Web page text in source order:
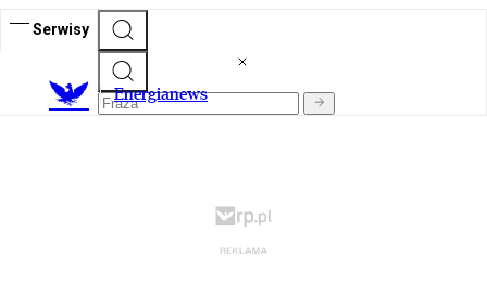
Serwisy
Energianews